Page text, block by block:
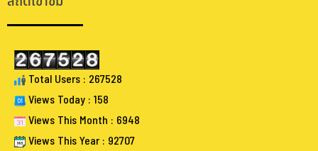
Total Users : 267528
Views Today : 158
Views This Month : 6948
Views This Year : 92707